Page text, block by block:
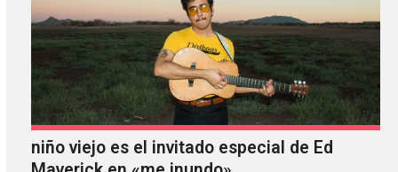
niño viejo es el invitado especial de Ed